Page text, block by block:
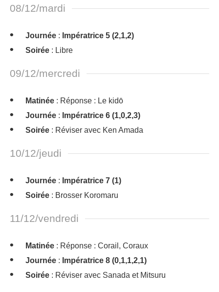
08/12/mardi
Journée : Impératrice 5 (2,1,2)
Soirée : Libre
09/12/mercredi
Matinée : Réponse : Le kidō
Journée : Impératrice 6 (1,0,2,3)
Soirée : Réviser avec Ken Amada
10/12/jeudi
Journée : Impératrice 7 (1)
Soirée : Brosser Koromaru
11/12/vendredi
Matinée : Réponse : Corail, Coraux
Journée : Impératrice 8 (0,1,1,2,1)
Soirée : Réviser avec Sanada et Mitsuru